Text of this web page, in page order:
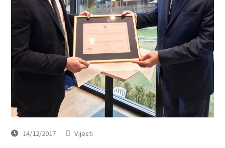
14/12/2017 Vijesti